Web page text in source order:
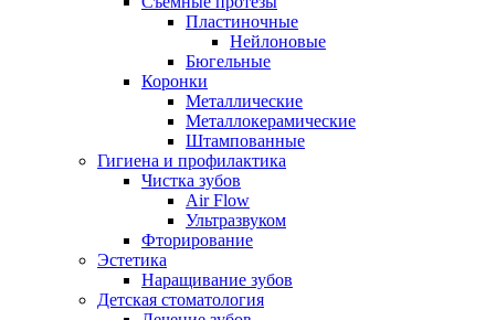
Пластиночные
Нейлоновые
Бюгельные
Коронки
Металлические
Металлокерамические
Штампованные
Гигиена и профилактика
Чистка зубов
Air Flow
Ультразвуком
Фторирование
Эстетика
Наращивание зубов
Детская стоматология